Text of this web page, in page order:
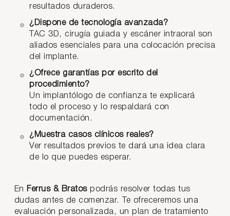
resultados duraderos.
¿Dispone de tecnología avanzada?
TAC 3D, cirugía guiada y escáner intraoral son
aliados esenciales para una colocación precisa
del implante.
¿Ofrece garantías por escrito del
procedimiento?
Un implantólogo de confianza te explicará
todo el proceso y lo respaldará con
documentación.
¿Muestra casos clínicos reales?
Ver resultados previos te dará una idea clara
de lo que puedes esperar.
En Ferrus & Bratospodrás resolver todas tus
dudas antes de comenzar. Te ofreceremos una
evaluación personalizada, un plan de tratamiento